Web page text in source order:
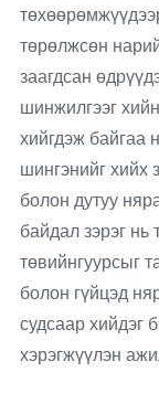
төрөлжсөн
заагдсан
шинжилгээг
хийгдэж байгаа
шингэнийг хийх
болон дутуу
байдал зэрэг
төвийнгуурсыг
болон гүйцэд
судсаар хийдэг
хэрэгжүүлэн